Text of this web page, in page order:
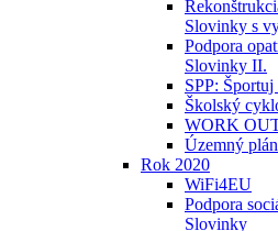
Slovinky s
Podpora
Slovinky II.
SPP:
Školský
WORK
Územný plán
Rok 2020
WiFi4EU
Podpora
Slovinky